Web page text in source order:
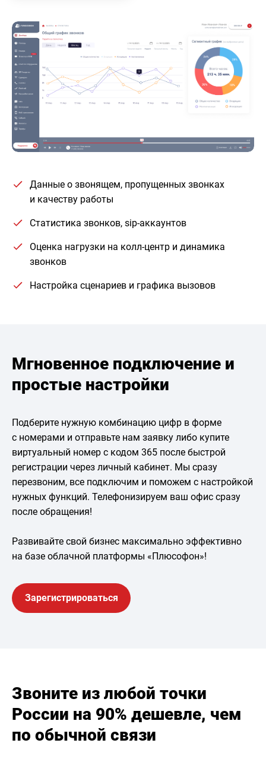
Данные о звонящем, пропущенных звонках
и качеству работы
Статистика звонков, sip-аккаунтов
Оценка нагрузки на колл-центр и динамика
звонков
Настройка сценариев и графика вызовов
Мгновенное подключение и
простые настройки
Подберите нужную комбинацию цифр в форме
с номерами и отправьте нам заявку либо купите
виртуальный номер с кодом 365 после быстрой
регистрации через личный кабинет. Мы сразу
перезвоним, все подключим и поможем с настройкой
нужных функций. Телефонизируем ваш офис сразу
после обращения!
Развивайте свой бизнес максимально эффективно
на базе облачной платформы «Плюсофон»!
Зарегистрироваться
Звоните из любой точки
России на 90% дешевле, чем
по обычной связи